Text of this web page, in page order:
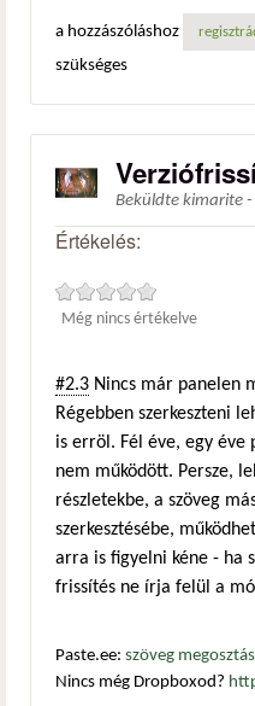
a hozzászóláshoz
szükséges
Beküldte kimarite -
Értékelés:
Még nincs értékelve
#2.3 Nincs már panelen
Régebben szerkeszteni
is erröl. Fél éve, egy
nem működött. Persze,
részletekbe, a szöveg
szerkesztésébe,
arra is figyelni kéne - ha
frissítés ne írja felül a
Paste.ee: szöveg megosztás
Nincs még Dropboxod?